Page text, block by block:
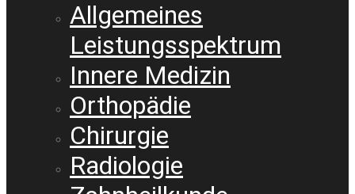
Allgemeines
Leistungsspektrum
Innere Medizin
Orthopädie
Chirurgie
Radiologie